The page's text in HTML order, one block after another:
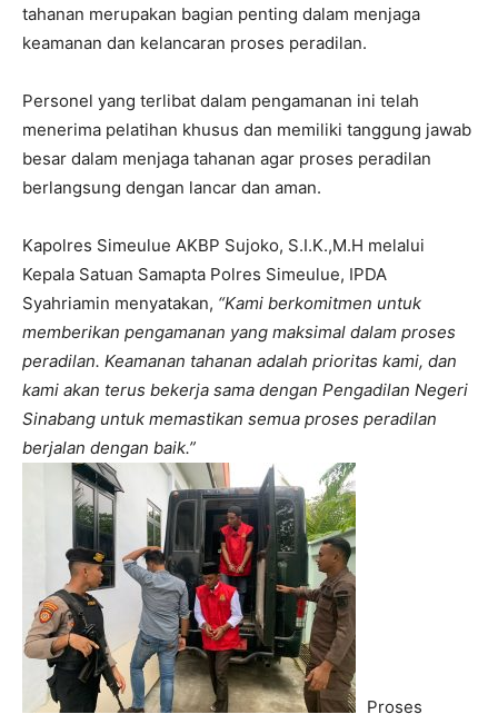
tahanan merupakan bagian penting dalam menjaga
keamanan dan kelancaran proses peradilan.
Personel yang terlibat dalam pengamanan ini telah
menerima pelatihan khusus dan memiliki tanggung jawab
besar dalam menjaga tahanan agar proses peradilan
berlangsung dengan lancar dan aman.
Kapolres Simeulue AKBP Sujoko, S.I.K.,M.H melalui
Kepala Satuan Samapta Polres Simeulue, IPDA
Syahriamin menyatakan, “Kami berkomitmen untuk
memberikan pengamanan yang maksimal dalam proses
peradilan. Keamanan tahanan adalah prioritas kami, dan
kami akan terus bekerja sama dengan Pengadilan Negeri
Sinabang untuk memastikan semua proses peradilan
berjalan dengan baik.”
Proses